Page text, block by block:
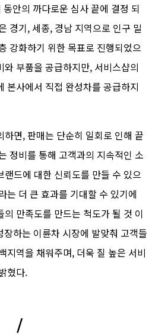
안의 까다로운 심사 끝에 결정 되
경기, 세종, 경남 지역으로 인구 밀
강화하기 위한 목표로 진행되었으
부품을 공급하지만, 서비스샵의
본사에서 직접 완성차를 공급하지
면, 판매는 단순히 일회로 인해 끝
정비를 통해 고객과의 지속적인 소
드에 대한 신뢰도를 만들 수 있으
는 더 큰 효과를 기대할 수 있기에
만족도를 만드는 척도가 될 것 이
하는 이륜차 시장에 발맞춰 고객들
지역을 채워주며, 더욱 질 높은 서비
혔다.
/